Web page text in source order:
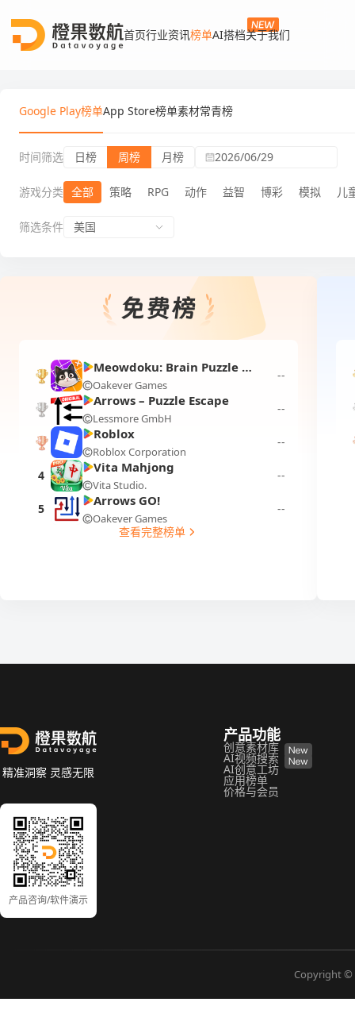
首页行业资讯榜单AI搭档关于我们
Google Play榜单App Store榜单素材常青榜
时间筛选 日榜 周榜 月榜 2026/06/29
游戏分类 全部 策略 RPG 动作 益智 博彩 模拟 儿
筛选条件 美国
Meowdoku: Brain Puzzle Games
Oakever Games
--
Arrows – Puzzle Escape
Lessmore GmbH
--
Roblox
Roblox Corporation
--
4
Vita Mahjong
Vita Studio.
--
5
Arrows GO!
Oakever Games
--
查看完整榜单
精准洞察 灵感无限
产品咨询/软件演示
产品功能
创意素材库
AI视频搜索
AI创意工坊
应用榜单
价格与会员
Copyright ©